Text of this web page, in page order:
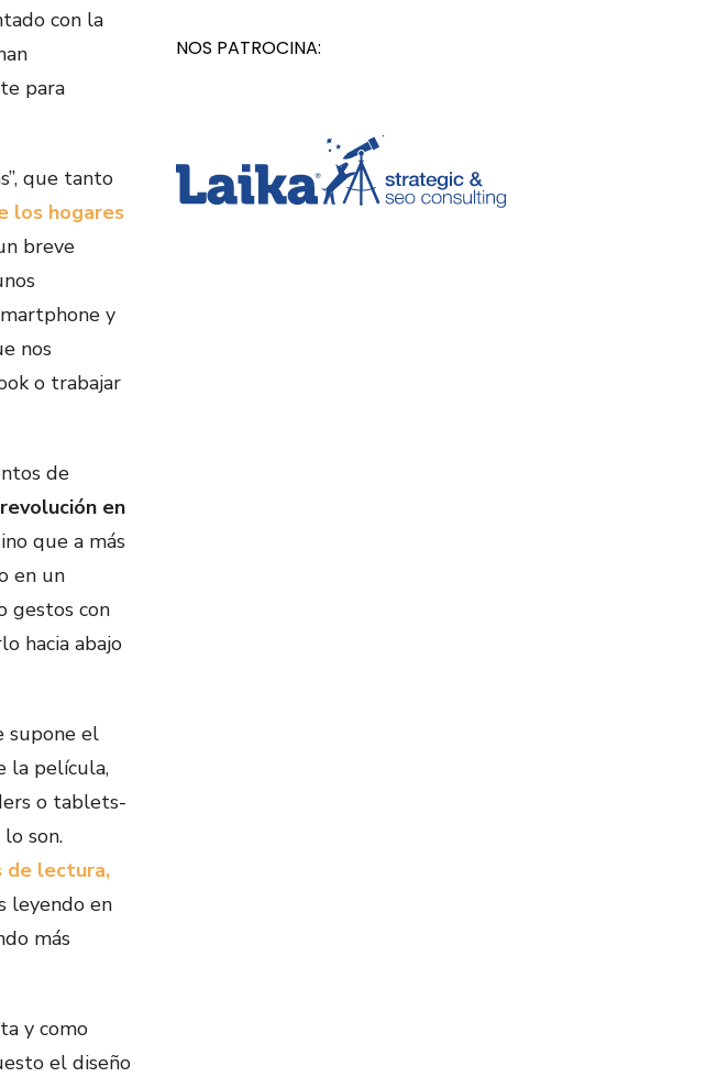
con la
para
que tanto
los hogares
breve
y
nos
o trabajar
de
revolución en
que a más
en un
gestos con
hacia abajo
supone el
la película,
o tablets-
son.
de lectura,
leyendo en
más
y como
el diseño
NOS PATROCINA: